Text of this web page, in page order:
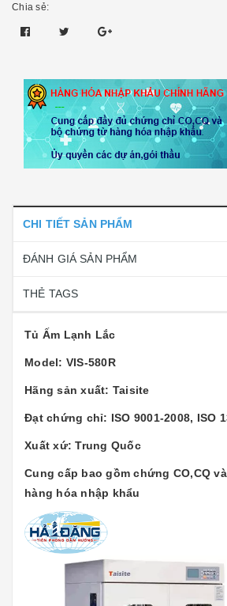
Chia sẻ:
CHI TIẾT SẢN PHẨM
ĐÁNH GIÁ SẢN PHẨM
THẺ TAGS
Tủ Ấm Lạnh Lắc
Model: VIS-580R
Hãng sản xuất: Taisite
Đạt chứng chỉ: ISO 9001-2008, ISO
Xuất xứ: Trung Quốc
Cung cấp bao gồm chứng CO,CQ
hàng hóa nhập khẩu